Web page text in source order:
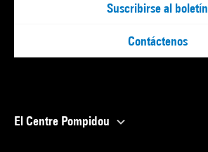
Suscribirse al boletín
Contáctenos
El Centre Pompidou